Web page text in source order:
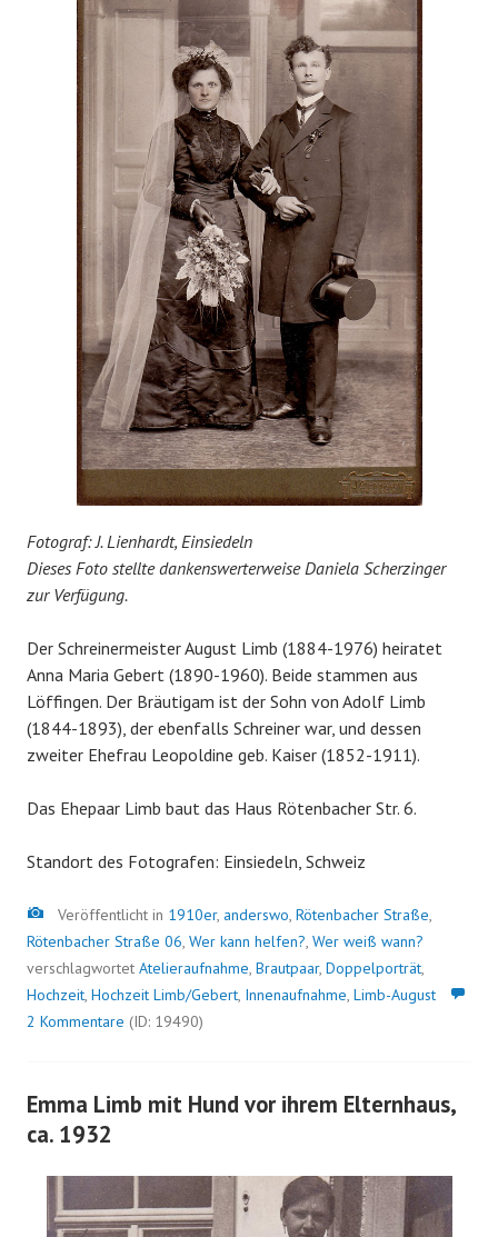
Fotograf: J. Lienhardt, Einsiedeln
Dieses Foto stellte dankenswerterweise Daniela Scherzinger
zur Verfügung.
Der Schreinermeister August Limb (1884-1976) heiratet
Anna Maria Gebert (1890-1960). Beide stammen aus
Löffingen. Der Bräutigam ist der Sohn von Adolf Limb
(1844-1893), der ebenfalls Schreiner war, und dessen
zweiter Ehefrau Leopoldine geb. Kaiser (1852-1911).
Das Ehepaar Limb baut das Haus Rötenbacher Str. 6.
Standort des Fotografen: Einsiedeln, Schweiz
Bild
Veröffentlicht in 1910er, anderswo, Rötenbacher Straße,
Rötenbacher Straße 06, Wer kann helfen?, Wer weiß wann?
verschlagwortet Atelieraufnahme, Brautpaar, Doppelporträt,
Hochzeit, Hochzeit Limb/Gebert, Innenaufnahme, Limb-August
2 Kommentare (ID: 19490)
Emma Limb mit Hund vor ihrem Elternhaus,
ca. 1932